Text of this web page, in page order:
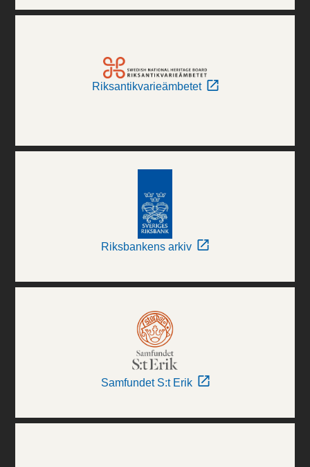
Riksantikvarieämbetet
Riksbankens arkiv
Samfundet S:t Erik